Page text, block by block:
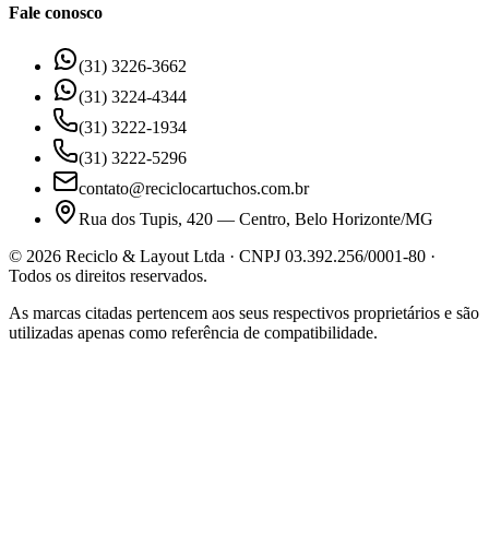
Fale conosco
(31) 3226-3662
(31) 3224-4344
(31) 3222-1934
(31) 3222-5296
contato@reciclocartuchos.com.br
Rua dos Tupis, 420 — Centro, Belo Horizonte/MG
© 2026 Reciclo & Layout Ltda · CNPJ 03.392.256/0001-80 ·
Todos os direitos reservados.
As marcas citadas pertencem aos seus respectivos proprietários e são
utilizadas apenas como referência de compatibilidade.